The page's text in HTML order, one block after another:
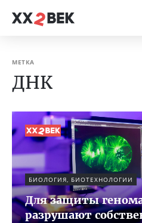
МЕТКА
ДНК
БИОЛОГИЯ, БИОТЕХНОЛОГИИ
Для защиты
разрушают